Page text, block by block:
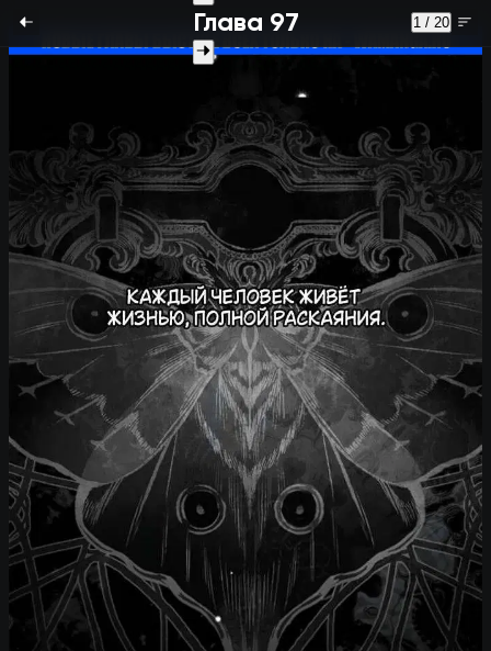
Глава 97 1 / 20